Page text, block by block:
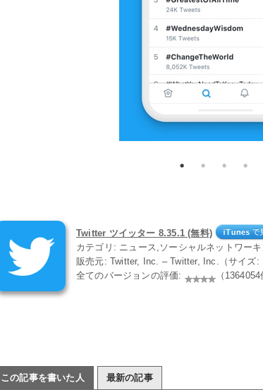
Twitter ツイッター 8.35.1 (無料)
カテゴリ: ニュース,ソーシャルネットワー
販売元: Twitter, Inc. – Twitter, Inc.（サイズ:
全てのバージョンの評価:
（
この記事を書いた人 最新の記事